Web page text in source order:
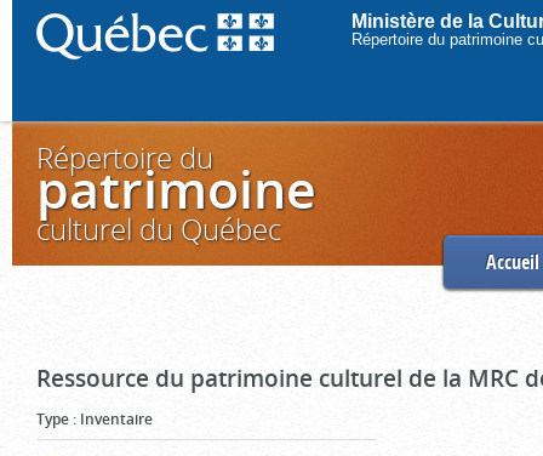
Ministère de la
Répertoire du patrimoine
Répertoire du
patrimoine
culturel du Québec
Accueil
Ressource du patrimoine culturel de la MRC
Type : Inventaire